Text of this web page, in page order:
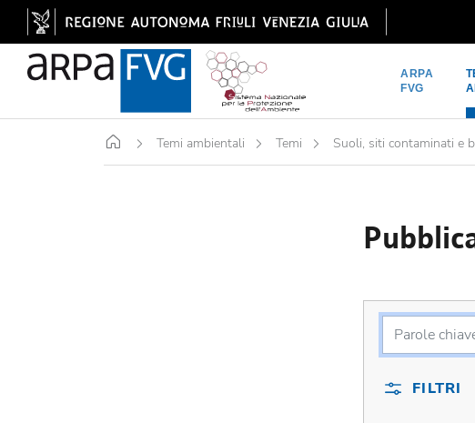
ARPA
FVG
Home Temi ambientali Temi Suoli, siti contaminati e
FILTRI